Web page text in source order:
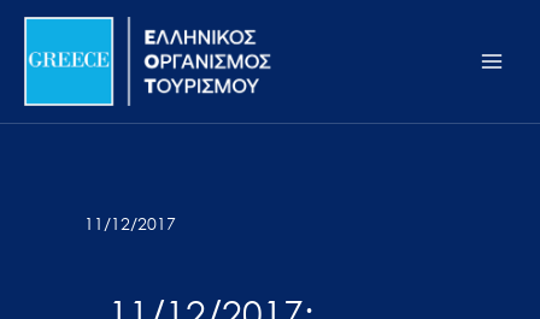
Σημείωση:
ιστότοπος
προσβασιμότητας.
Μετάβαση
περιεχόμενο
11/12/2017